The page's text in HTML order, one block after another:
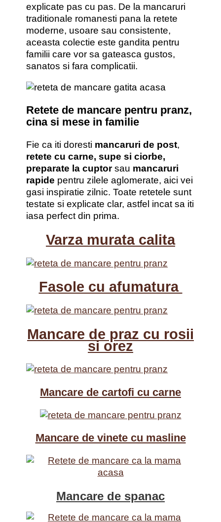
explicate pas cu pas. De la mancaruri
traditionale romanesti pana la retete
moderne, usoare sau consistente,
aceasta colectie este gandita pentru
familii care vor sa gateasca gustos,
sanatos si fara complicatii.
Retete de mancare pentru pranz,
cina si mese in familie
Fie ca iti doresti mancaruri de post,
retete cu carne, supe si ciorbe,
preparate la cuptorsau mancaruri
rapide pentru zilele aglomerate, aici vei
gasi inspiratie zilnic. Toate retetele sunt
testate si explicate clar, astfel incat sa iti
iasa perfect din prima.
Varza murata calita
Fasole cu afumatura
Mancare de praz cu rosii
si orez
Mancare de cartofi cu carne
Mancare de vinete cu masline
Mancare de spanac